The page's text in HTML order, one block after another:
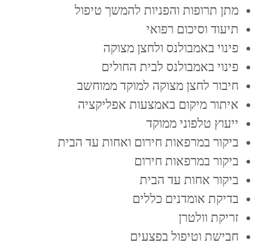
מתן תרופות והפניות להמשך טיפול
תיעוד וסיכום רפואי
פינוי באמבולנס ולחצן מצוקה
פינוי באמבולנס לבית החולים
חיבור לחצן מצוקה למוקד ממוחשב
איתור מיקום באמצעות אפליקציה
ייעוץ טלפוני ממוקד
ביקור במרפאות חירום ואחות עד הבית
ביקור במרפאות חירום
ביקור אחות עד הבית
בדיקת אומדנים כללים
זריקת וולטרן
חבישת וטיפול בפצעים